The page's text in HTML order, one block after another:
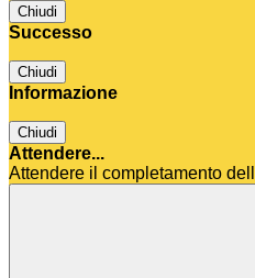
Chiudi
Successo
Chiudi
Informazione
Chiudi
Attendere...
Attendere il completamento